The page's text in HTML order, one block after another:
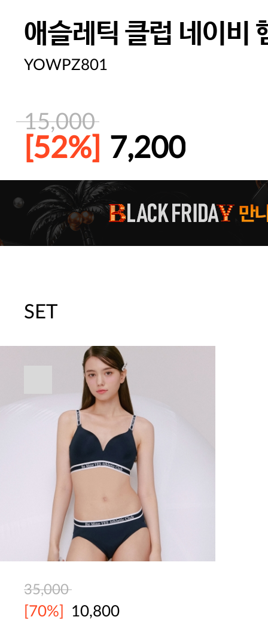
애슬레틱 클럽 네이비
YOWPZ801
15,000
[52%] 7,200
[썸머블프] 1만원 할인 쿠폰(8.1~31)
SET
35,000
[70%] 10,800